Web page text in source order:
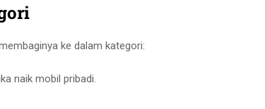
ke dalam kategori:
naik mobil pribadi.